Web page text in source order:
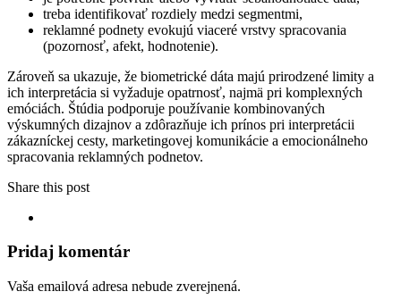
treba identifikovať rozdiely medzi segmentmi,
reklamné podnety evokujú viaceré vrstvy spracovania
(pozornosť, afekt, hodnotenie).
Zároveň sa ukazuje, že biometrické dáta majú prirodzené limity a
ich interpretácia si vyžaduje opatrnosť, najmä pri komplexných
emóciách. Štúdia podporuje používanie kombinovaných
výskumných dizajnov a zdôrazňuje ich prínos pri interpretácii
zákazníckej cesty, marketingovej komunikácie a emocionálneho
spracovania reklamných podnetov.
Share this post
Pridaj komentár
Vaša emailová adresa nebude zverejnená.